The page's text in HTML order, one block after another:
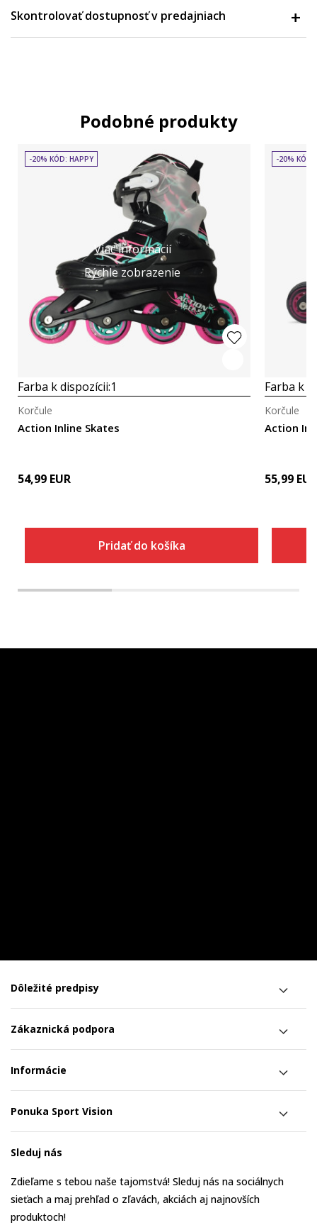
Skontrolovať dostupnosť v predajniach
Podobné produkty
Viac informácií
Rýchle zobrazenie
-20% KÓD: HAPPY
Farba k dispozícii:1
Action Inline Skates
Korčule
54,99 EUR
Pridať do košíka
-20% KÓD:
Farba k
Action
Korčule
55,99 EUR
Dôležité predpisy
Zákaznická podpora
Informácie
Ponuka Sport Vision
Sleduj nás
Zdieľame s tebou naše tajomstvá! Sleduj nás na sociálnych
sieťach a maj prehľad o zľavách, akciách aj najnovších
produktoch!